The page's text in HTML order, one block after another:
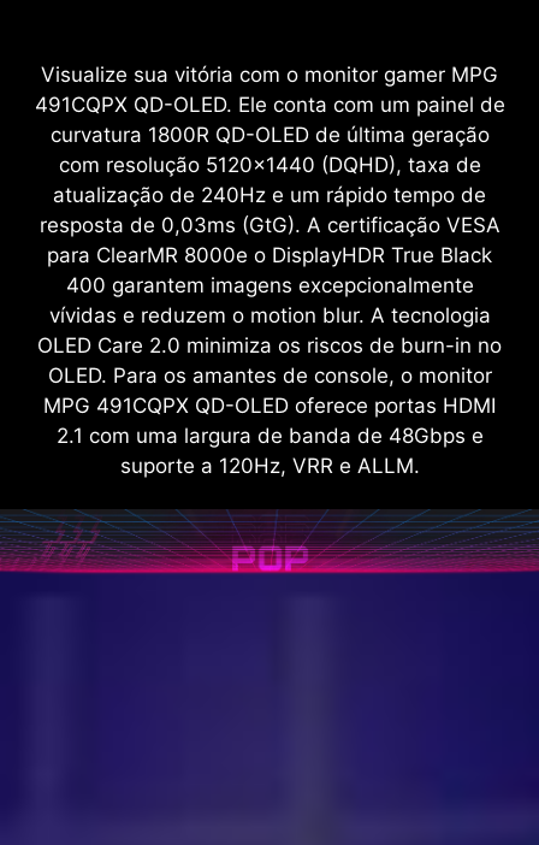
Visualize sua vitória com o monitor gamer MPG
491CQPX QD-OLED. Ele conta com um painel de
curvatura 1800R QD-OLED de última geração
com resolução 5120x1440 (DQHD), taxa de
atualização de 240Hz e um rápido tempo de
resposta de 0,03ms (GtG). A certificação VESA
para ClearMR 8000e o DisplayHDR True Black
400 garantem imagens excepcionalmente
vívidas e reduzem o motion blur. A tecnologia
OLED Care 2.0 minimiza os riscos de burn-in no
OLED. Para os amantes de console, o monitor
MPG 491CQPX QD-OLED oferece portas HDMI
2.1 com uma largura de banda de 48Gbps e
suporte a 120Hz, VRR e ALLM.